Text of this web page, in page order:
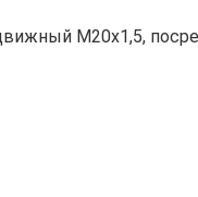
М20х1,5,